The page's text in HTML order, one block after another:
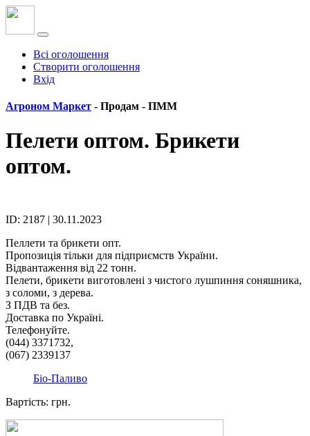
Всі оголошення
Створити оголошення
Вхід
Агроном Маркет - Продам - ПММ
Пелети оптом. Брикети
оптом.
ID: 2187 | 30.11.2023
Пеллети та брикети опт.
Пропозиція тільки для підприємств України.
Відвантаження від 22 тонн.
Пелети, брикети виготовлені з чистого лушпиння соняшника,
з соломи, з дерева.
З ПДВ та без.
Доставка по Україні.
Телефонуйте.
(044) 3371732,
(067) 2339137
Біо-Паливо
Вартість: грн.